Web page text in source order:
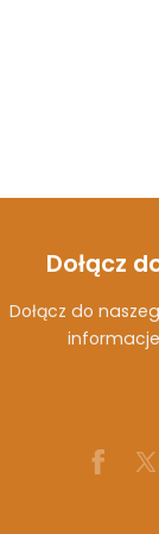
Dołącz
Dołącz do